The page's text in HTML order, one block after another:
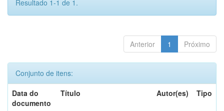
Resultado 1-1 de 1.
Anterior 1 Próximo
Conjunto de itens:
Data do
documento
Título Autor(es) Tipo